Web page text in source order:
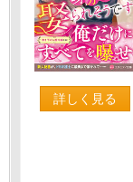
詳しく見る